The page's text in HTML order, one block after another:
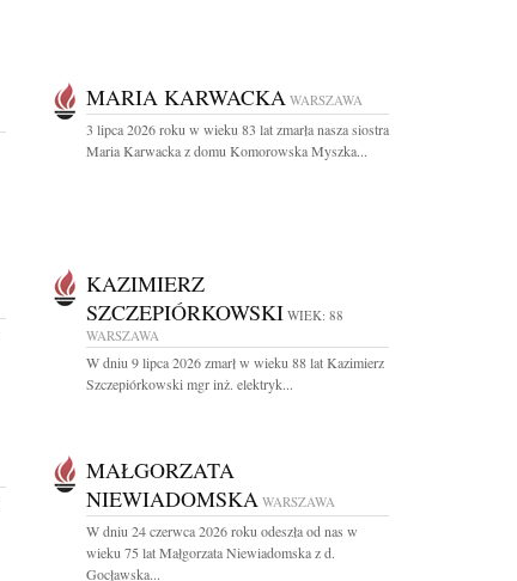
MARIA KARWACKA WARSZAWA
3 lipca 2026 roku w wieku 83 lat zmarła nasza siostra
Maria Karwacka z domu Komorowska Myszka...
KAZIMIERZ
SZCZEPIÓRKOWSKI WIEK: 88
WARSZAWA
W dniu 9 lipca 2026 zmarł w wieku 88 lat Kazimierz
Szczepiórkowski mgr inż. elektryk...
MAŁGORZATA
NIEWIADOMSKA WARSZAWA
W dniu 24 czerwca 2026 roku odeszła od nas w
wieku 75 lat Małgorzata Niewiadomska z d.
Gocławska...